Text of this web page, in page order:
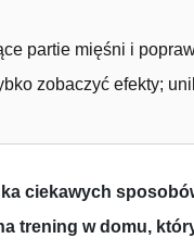
partie mięśni i
zobaczyć efekty;
ciekawych
trening w domu,